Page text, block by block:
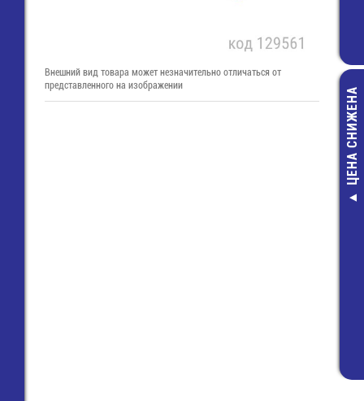
ЦЕНА СНИЖЕНА
Внешний вид товара может незначительно отличаться от
представленного на изображении